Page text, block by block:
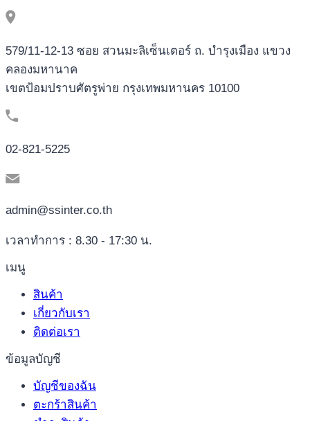
579/11-12-13 ซอย สวนมะลิเซ็นเตอร์ ถ. บำรุงเมือง แขวง
คลองมหานาค
เขตป้อมปราบศัตรูพ่าย กรุงเทพมหานคร 10100
02-821-5225
admin@ssinter.co.th
เวลาทำการ : 8.30 - 17:30 น.
เมนู
สินค้า
เกี่ยวกับเรา
ติดต่อเรา
ข้อมูลบัญชี
บัญชีของฉัน
ตะกร้าสินค้า